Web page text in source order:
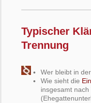
Typischer
Trennung
Wer bleibt in der
Wie sieht die
insgesamt